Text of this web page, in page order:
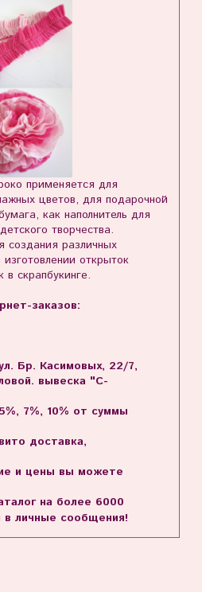
применяется для
цветов, для подарочной
как наполнитель для
творчества.
создания различных
открыток
скрапбукинге.
заказов:
Бр. Касимовых, 22/7,
вывеска "С-
7%, 10% от суммы
доставка,
и цены вы можете
на более 6000
личные сообщения!